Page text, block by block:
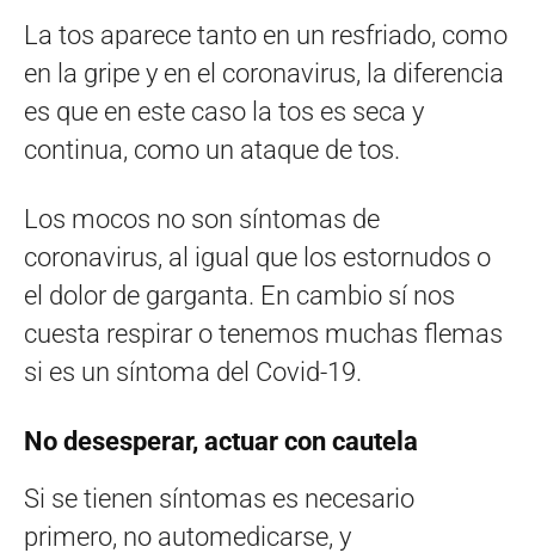
La tos aparece tanto en un resfriado, como
en la gripe y en el coronavirus, la diferencia
es que en este caso la tos es seca y
continua, como un ataque de tos.
Los mocos no son síntomas de
coronavirus, al igual que los estornudos o
el dolor de garganta. En cambio sí nos
cuesta respirar o tenemos muchas flemas
si es un síntoma del Covid-19.
No desesperar, actuar con cautela
Si se tienen síntomas es necesario
primero, no automedicarse, y